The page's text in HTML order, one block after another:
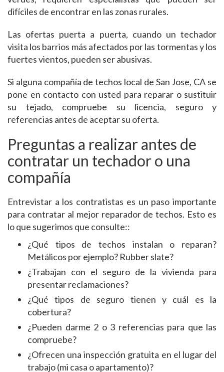
difíciles de encontrar en las zonas rurales.
Las ofertas puerta a puerta, cuando un techador
visita los barrios más afectados por las tormentas y los
fuertes vientos, pueden ser abusivas.
Si alguna compañía de techos local de San Jose, CA se
pone en contacto con usted para reparar o sustituir
su tejado, compruebe su licencia, seguro y
referencias antes de aceptar su oferta.
Preguntas a realizar antes de
contratar un techador o una
compañía
Entrevistar a los contratistas es un paso importante
para contratar al mejor reparador de techos. Esto es
lo que sugerimos que consulte::
¿Qué tipos de techos instalan o reparan?
Metálicos por ejemplo? Rubber slate?
¿Trabajan con el seguro de la vivienda para
presentar reclamaciones?
¿Qué tipos de seguro tienen y cuál es la
cobertura?
¿Pueden darme 2 o 3 referencias para que las
compruebe?
¿Ofrecen una inspección gratuita en el lugar del
trabajo (mi casa o apartamento)?